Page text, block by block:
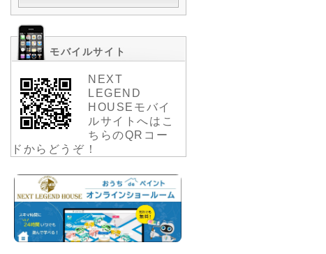
モバイルサイト
NEXT
LEGEND
HOUSEモバイ
ルサイトへはこ
ちらのQRコー
ドからどうぞ！